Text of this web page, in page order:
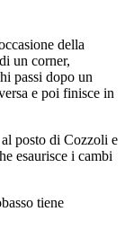
della
un corner,
passi dopo un
e poi finisce in
posto di Cozzoli e
esaurisce i cambi
tiene